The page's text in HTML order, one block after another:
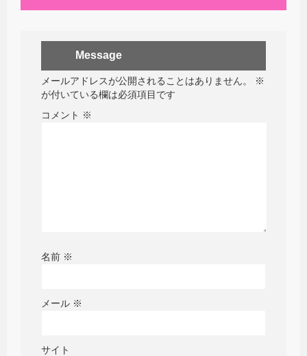
Message
メールアドレスが公開されることはありません。
※
が付いている欄は必須項目です
コメント ※
名前 ※
メール ※
サイト